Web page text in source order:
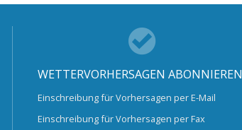
WETTERVORHERSAGEN ABONNIEREN
Einschreibung für Vorhersagen per E-Mail
Einschreibung für Vorhersagen per Fax